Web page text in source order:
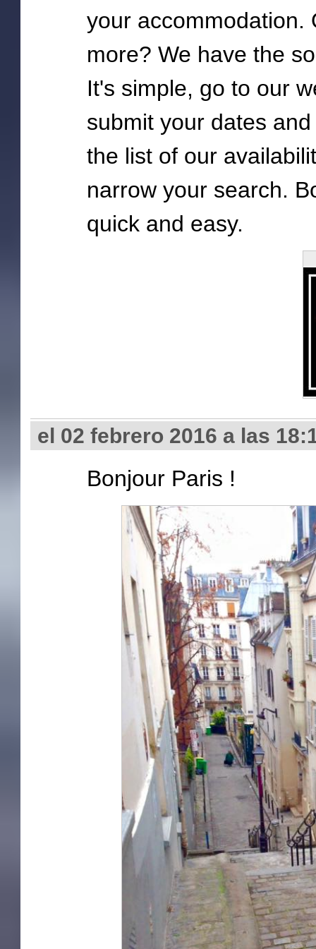
your accommodation.
more? We have the
It's simple, go to our
submit your dates
the list of our
narrow your search.
quick and easy.
el 02 febrero 2016 a las
Bonjour Paris !